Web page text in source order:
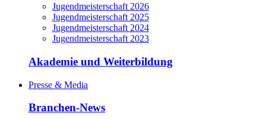
Jugendmeisterschaft 2026
Jugendmeisterschaft 2025
Jugendmeisterschaft 2024
Jugendmeisterschaft 2023
Akademie und Weiterbildung
Presse & Media
Branchen-News